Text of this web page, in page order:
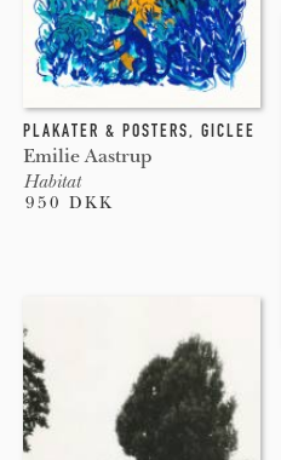
PLAKATER & POSTERS, GICLEE
Emilie Aastrup
Habitat
950 DKK